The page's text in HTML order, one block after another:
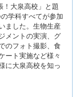
大泉高校」と題
学科すべてが参加
ました。生物生産
メントの実演、グ
のフォト撮影、食
ート実施など様々
に大泉高校を知っ